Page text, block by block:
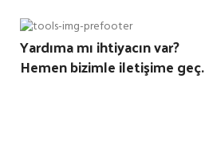
Yardıma mı ihtiyacın var?
Hemen bizimle iletişime geç.